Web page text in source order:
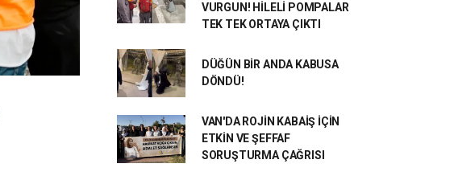
VURGUN! HİLELİ POMPALAR
TEK TEK ORTAYA ÇIKTI
DÜĞÜN BİR ANDA KABUSA
DÖNDÜ!
VAN'DA ROJİN KABAİŞ İÇİN
ETKİN VE ŞEFFAF
SORUŞTURMA ÇAĞRISI